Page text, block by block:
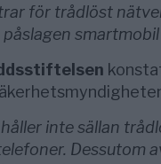
för trådlöst
påslagen
håller inte sällan
Dessutom